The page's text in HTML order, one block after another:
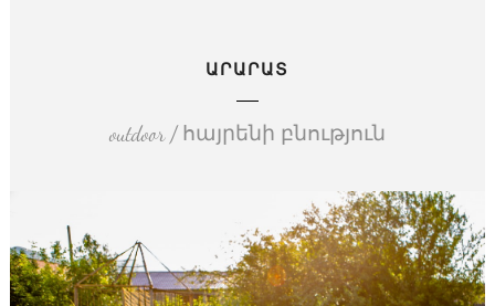
ԱՐԱՐԱՏ
outdoor / հայրենի բնություն